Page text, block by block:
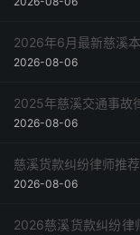
2026年6月最新慈溪
2026-08-06
2025年慈溪交通事故
2026-08-06
慈溪货款纠纷律师推
2026-08-06
2026慈溪货款纠纷律